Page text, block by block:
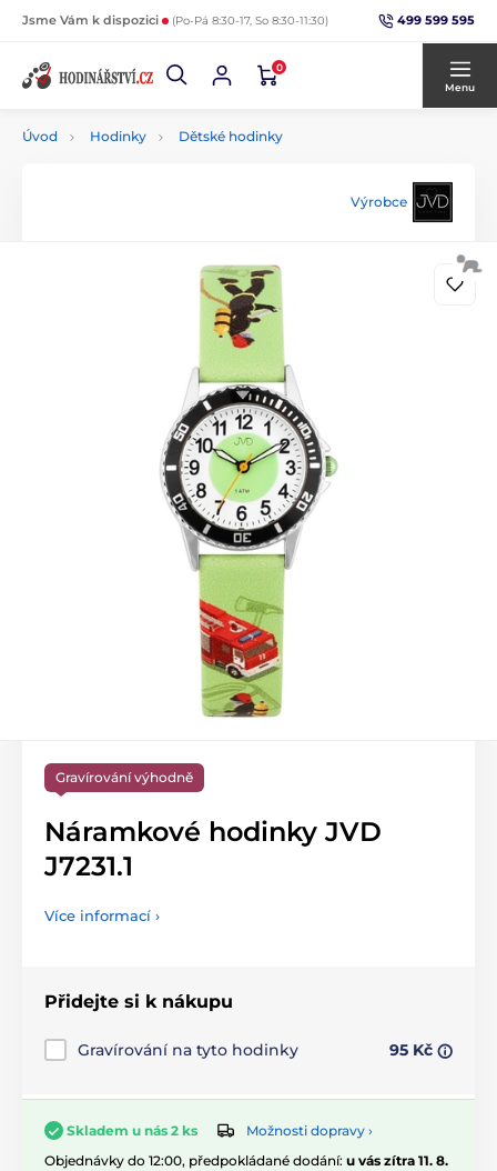
Jsme Vám k dispozici (Po-Pá 8:30-17, So 8:30-11:30) 499 599 595
0
Menu
Úvod Hodinky Dětské hodinky
Výrobce
Gravírování výhodně
Náramkové hodinky JVD
J7231.1
Více informací ›
Přidejte si k nákupu
Gravírování na tyto hodinky 95 Kč
Skladem u nás 2 ks
Možnosti dopravy ›
Objednávky do 12:00, předpokládané dodání: u vás zítra 11. 8.